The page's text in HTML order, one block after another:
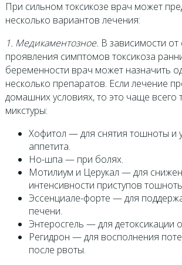
При сильном токсикозе врач может
несколько вариантов лечения:
1. Медикаментозное. В зависимости от
проявления симптомов токсикоза
беременности врач может назначить
несколько препаратов. Если лечение
домашних условиях, то это чаще всего
микстуры:
Хофитол — для снятия тошноты и
аппетита.
Но-шпа — при болях.
Мотилиум и Церукал — для
интенсивности приступов
Эссенциале-форте — для
печени.
Энтеросгель — для детоксикации
Регидрон — для восполнения
после рвоты.